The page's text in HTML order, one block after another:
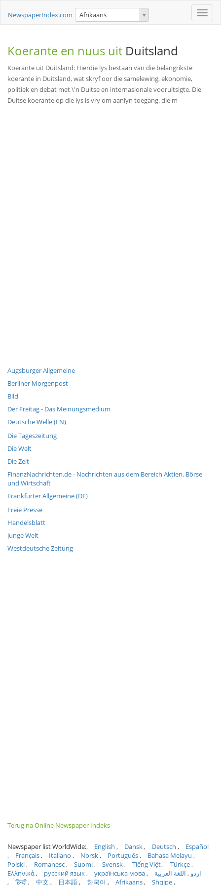
Toggle
NewspaperIndex.com Afrikaans
Koerante en nuus uit Duitsland
Koerante uit Duitsland: Hierdie lys bestaan van die belangrikste
koerante in Duitsland, wat skryf oor die samelewing, ekonomie,
politiek en debat met \'n Duitse en internasionale vooruitsigte. Die
Duitse koerante op die lys is vry om aanlyn toegang. die m
Augsburger Allgemeine
Berliner Morgenpost
Bild
Der Freitag - Das Meinungsmedium
Deutsche Welle (EN)
Die Tageszeitung
Die Welt
Die Zeit
FinanzNachrichten.de - Nachrichten aus dem Bereich Aktien, Börse
und Wirtschaft
Frankfurter Allgemeine (DE)
Freie Presse
Handelsblatt
junge Welt
Westdeutsche Zeitung
Terug na Online Newspaper Indeks
Newspaper list WorldWide: English Dansk Deutsch
Español
Français
Italiano Norsk Português
Bahasa Melayu
Polski
Romanesc Suomi Svensk Tiếng Việt
Türkçe
Ελληνικά
русский язык українська мова اردو
اللغة العربية
हिन्दी
中文 日本語 한국어 Afrikaans Shqipe